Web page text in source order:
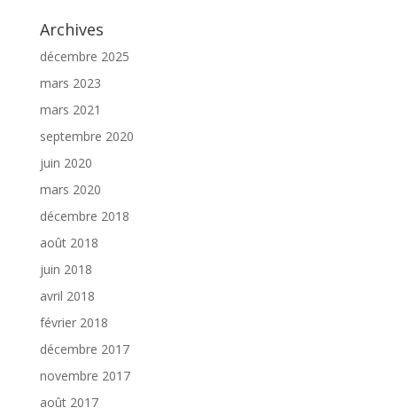
Archives
décembre 2025
mars 2023
mars 2021
septembre 2020
juin 2020
mars 2020
décembre 2018
août 2018
juin 2018
avril 2018
février 2018
décembre 2017
novembre 2017
août 2017